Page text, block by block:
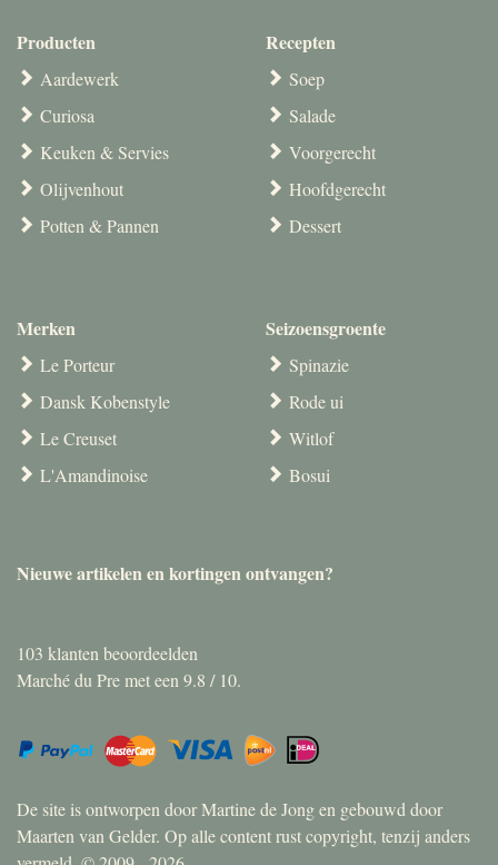
Producten
Aardewerk
Curiosa
Keuken & Servies
Olijvenhout
Potten & Pannen
Merken
Le Porteur
Dansk Kobenstyle
Le Creuset
L'Amandinoise
Recepten
Soep
Salade
Voorgerecht
Hoofdgerecht
Dessert
Seizoensgroente
Spinazie
Rode ui
Witlof
Bosui
Nieuwe artikelen en kortingen ontvangen?
103 klanten beoordeelden
Marché du Pre met een9.8 / 10.
De site is ontworpen door Martine de Jong en gebouwd door
Maarten van Gelder. Op alle content rust copyright, tenzij anders